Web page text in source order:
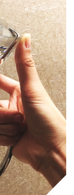
Elegant
SIGNATURE SET